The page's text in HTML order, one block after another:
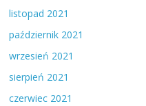
listopad 2021
październik 2021
wrzesień 2021
sierpień 2021
czerwiec 2021